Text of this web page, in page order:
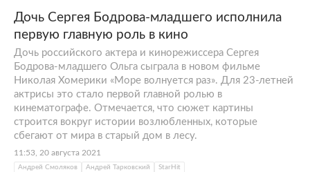
Дочь Сергея Бодрова-младшего исполнила
первую главную роль в кино
Дочь российского актера и кинорежиссера Сергея
Бодрова-младшего Ольга сыграла в новом фильме
Николая Хомерики «Море волнуется раз». Для 23-летней
актрисы это стало первой главной ролью в
кинематографе. Отмечается, что сюжет картины
строится вокруг истории возлюбленных, которые
сбегают от мира в старый дом в лесу.
11:53, 20 августа 2021
Андрей Смоляков Андрей Тарковский StarHit